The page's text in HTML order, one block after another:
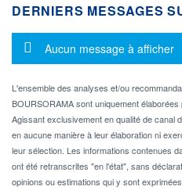
DERNIERS MESSAGES
Message d'information
Aucun message à afficher
L'ensemble des analyses et/ou
BOURSORAMA sont uniquement
Agissant exclusivement en qualité de canal
en aucune manière à leur élaboration ni
leur sélection. Les informations contenues
ont été retranscrites "en l'état", sans
opinions ou estimations qui y sont